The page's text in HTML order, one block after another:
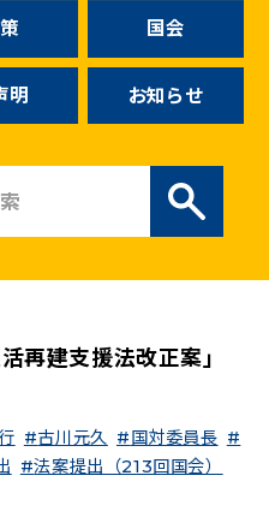
いタブで開く）
いタブで開く）
国会
明 お知らせ
再建支援法改正案」
古川元久
国対委員長
法案提出（213回国会）